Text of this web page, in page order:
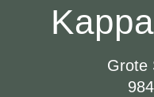
Grote